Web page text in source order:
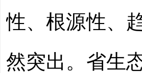
性、根源性、
然突出。省生